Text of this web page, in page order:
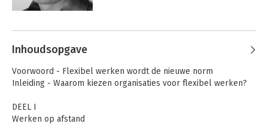
organiseren. De mens staat daarin altijd
uitdagingen. Het vraagt een nieuwe kijk
op hoe we organisaties en werk
organiseren, en ook wat dit betekent op
vlak van onderwijs, zodat kinderen
Andere boeken door Gonny Vink
Inhoudsopgave
Voorwoord - Flexibel werken wordt de nieuwe norm
Inleiding - Waarom kiezen organisaties voor flexibel werken?
DEEL I
Werken op afstand